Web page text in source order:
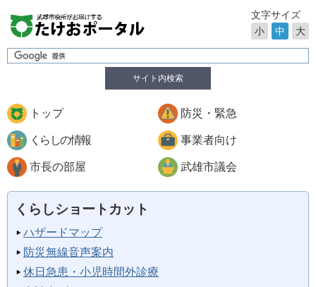
サイト内検索
文字サイズ
小
中 大
トップ 防災・緊急
くらしの情報 事業者向け
市長の部屋 武雄市議会
くらしショートカット
ハザードマップ
防災無線音声案内
休日急患・小児時間外診療